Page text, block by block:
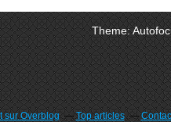
Theme:
sur Overblog Top articles